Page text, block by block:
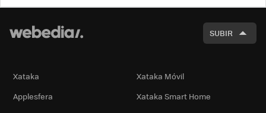
SUBIR
Xataka
Xataka Móvil
Applesfera
Xataka Smart Home